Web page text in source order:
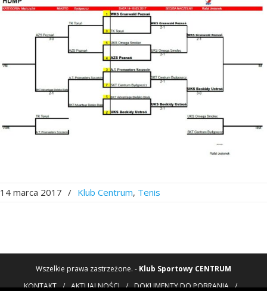
14 marca 2017 / Klub Centrum, Tenis
Wszelkie prawa zastrzeżone. - Klub Sportowy CENTRUM
KONTAKT / AKTUALNOŚCI / DOKUMENTY DO POBRANIA /